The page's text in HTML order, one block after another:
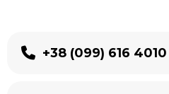
+38 (099) 616 4010